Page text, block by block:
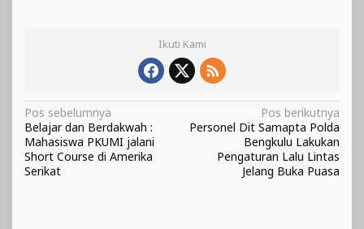
Ikuti Kami
Navigasi
pos
Pos sebelumnya
Belajar dan Berdakwah :
Mahasiswa PKUMI jalani
Short Course di Amerika
Serikat
Pos berikutnya
Personel Dit Samapta Polda
Bengkulu Lakukan
Pengaturan Lalu Lintas
Jelang Buka Puasa